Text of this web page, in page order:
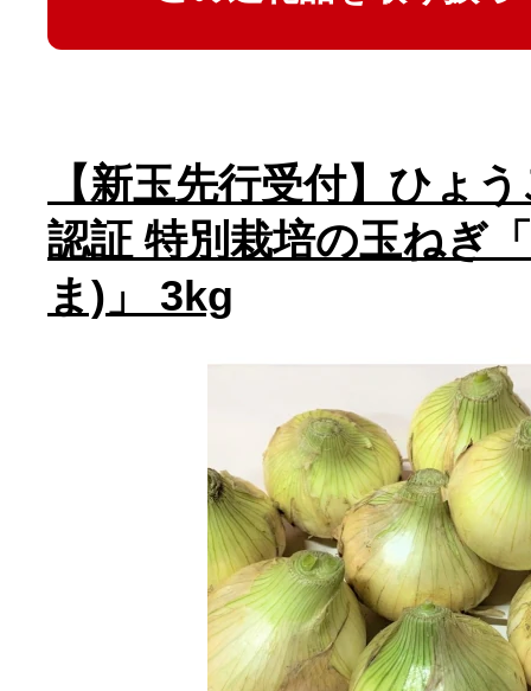
【新玉先行受付】ひょ
認証 特別栽培の玉ねぎ
ま)」 3kg